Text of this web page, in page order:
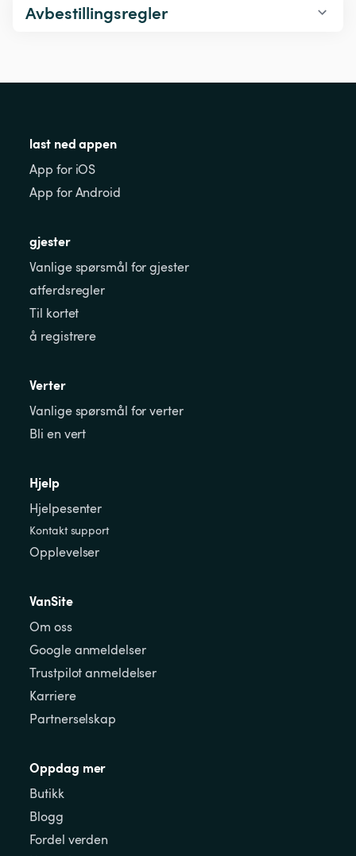
Avbestillingsregler
last ned appen
App for iOS
App for Android
gjester
Vanlige spørsmål for gjester
atferdsregler
Til kortet
å registrere
Verter
Vanlige spørsmål for verter
Bli en vert
Hjelp
Hjelpesenter
Kontakt support
Opplevelser
VanSite
Om oss
Google anmeldelser
Trustpilot anmeldelser
Karriere
Partnerselskap
Oppdag mer
Butikk
Blogg
Fordel verden